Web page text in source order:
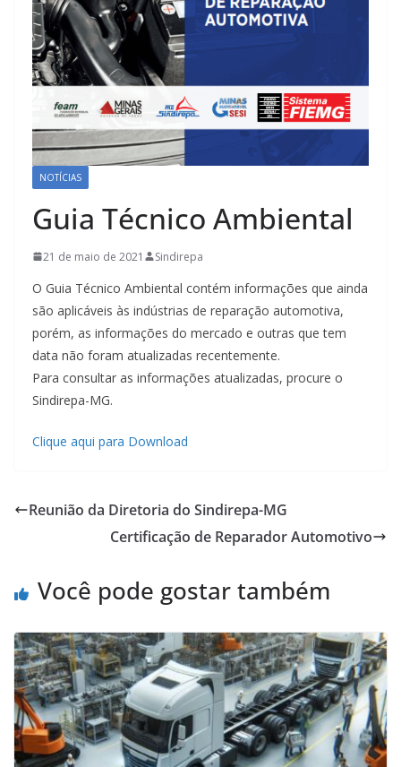
NOTÍCIAS
Guia Técnico Ambiental
21 de maio de 2021 Sindirepa
O Guia Técnico Ambiental contém informações que ainda
são aplicáveis às indústrias de reparação automotiva,
porém, as informações do mercado e outras que tem
data não foram atualizadas recentemente.
Para consultar as informações atualizadas, procure o
Sindirepa-MG.
Clique aqui para Download
Reunião da Diretoria do Sindirepa-MG
Certificação de Reparador Automotivo
Você pode gostar também